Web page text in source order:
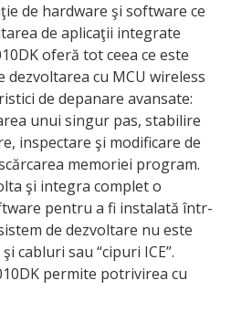
de hardware şi software ce
de aplicaţii integrate
oferă tot ceea ce este
dezvoltarea cu MCU wireless
de depanare avansate:
unui singur pas, stabilire
inspectare şi modificare de
memoriei program.
şi integra complet o
pentru a fi instalată într-
de dezvoltare nu este
cabluri sau “cipuri ICE”.
permite potrivirea cu